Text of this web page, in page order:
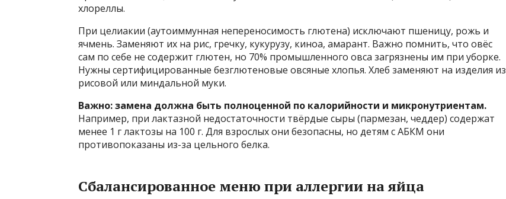
хлореллы.
При целиакии (аутоиммунная непереносимость глютена) исключают пшеницу, рожь и
ячмень. Заменяют их на рис, гречку, кукурузу, киноа, амарант. Важно помнить, что овёс
сам по себе не содержит глютен, но 70% промышленного овса загрязнены им при уборке.
Нужны сертифицированные безглютеновые овсяные хлопья. Хлеб заменяют на изделия из
рисовой или миндальной муки.
Важно: замена должна быть полноценной по калорийности и микронутриентам.
Например, при лактазной недостаточности твёрдые сыры (пармезан, чеддер) содержат
менее 1 г лактозы на 100 г. Для взрослых они безопасны, но детям с АБКМ они
противопоказаны из-за цельного белка.
Сбалансированное меню при аллергии на яйца